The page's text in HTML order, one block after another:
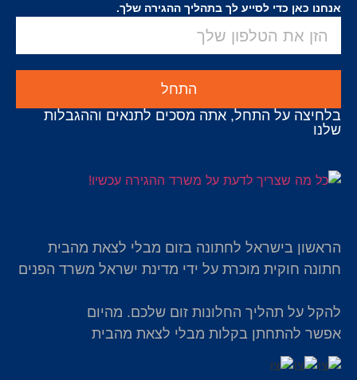
אנחנו כאן כדי לסייע לך בתהליך ההגירה שלך.
התחל
בלחיצה על התחל, אתה מסכים לתנאים וההגבלות
שלנו
הראשון בישראל לחתונה בזום מבלי לצאת מהבית
חתונה חוקית מוכרת על ידי מדינת ישראל משרד הפנים
להקל על תהליך החלונות זום שלכם. מהיום
אפשר להתחתן בקלות מבלי לצאת מהבית